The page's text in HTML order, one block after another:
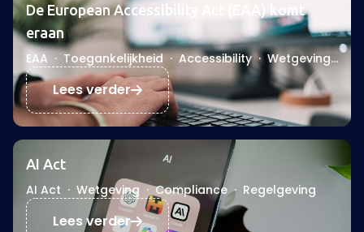
De European Accessibility Act (EAA) komt
eraan
EAA · Toegankelijkheid · Accessibility · Wetgeving
· WCAG · Inclusief
Lees verder
AI Act
AI Act · Wetgeving · Compliance · Regelgeving
Lees verder